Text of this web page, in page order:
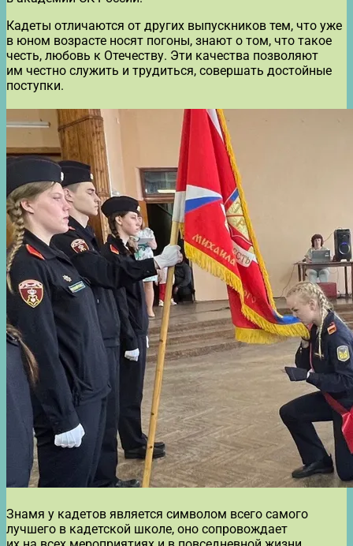
Кадеты отличаются от других выпускников тем, что уже
в юном возрасте носят погоны, знают о том, что такое
честь, любовь к Отечеству. Эти качества позволяют
им честно служить и трудиться, совершать достойные
поступки.
Знамя у кадетов является символом всего самого
лучшего в кадетской школе, оно сопровождает